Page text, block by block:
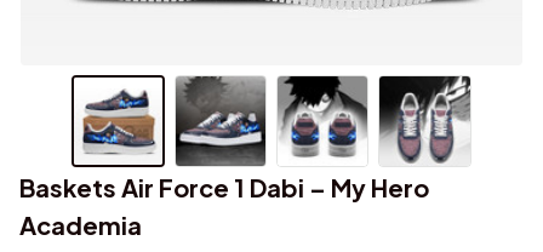
Baskets Air Force 1 Dabi – My Hero
Academia